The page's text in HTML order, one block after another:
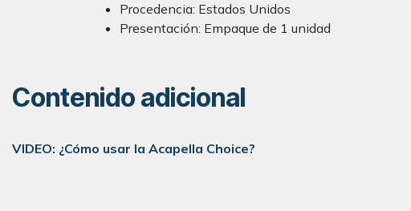
Procedencia: Estados Unidos
Presentación: Empaque de 1 unidad
Contenido adicional
VIDEO: ¿Cómo usar la Acapella Choice?